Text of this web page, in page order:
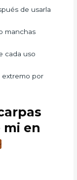
de usarla
manchas
cada uso
extremo por
mi en